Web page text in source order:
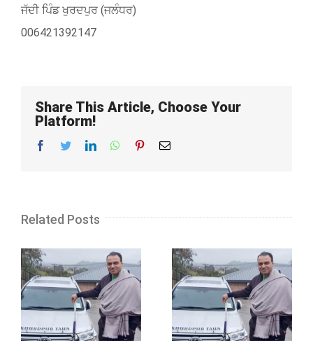
ਜੱਦੀ ਪਿੰਡ ਖੁਰਦਪੁਰ (ਜਲੰਧਰ)
006421392147
Share This Article, Choose Your
Platform!
Facebook
TwitterLinkedInWhatsApp
PinterestEmail
Related Posts